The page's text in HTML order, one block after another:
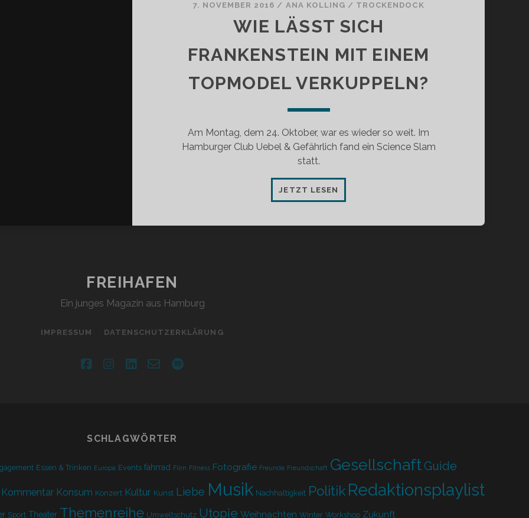
7. NOVEMBER 2016 / ANA KOLLING / TROCKENDOCK
WIE LÄSST SICH
FRANKENSTEIN MIT EINEM
TOPMODEL VERKUPPELN?
Am Montag, dem 24. Oktober, war es wieder so weit. Im
Hamburger Club Uebel & Gefährlich fand ein Science Slam
statt.
JETZT LESEN
LÄSST
FREIHAFEN
Ein junges Magazin aus Hamburg
IMPRESSUM DATENSCHUTZERKLÄRUNG
facebookinstagram
linkedin
email-spotify
SCHLAGWÖRTER
Essen & Trinken Europa Events fahrrad Film Fitness Fotografie Freunde Freundschaft GesellschaftGuide
Kommentar Konsum Konzert Kultur Kunst Liebe Musik Nachhaltigkeit Politik Redaktionsplaylist
Sport Theater Themenreihe Umweltschutz Utopie Weihnachten Winter Workshop Zukunft